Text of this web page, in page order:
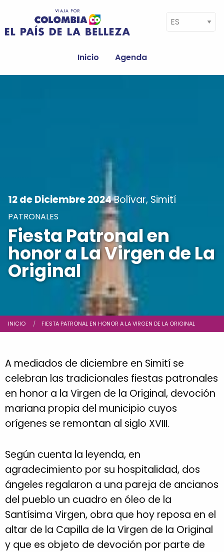
Inicio Agenda
Select your language
12 de Diciembre 2024Bolívar, Simití
PATRONALES
Fiesta Patronal en
honor a La Virgen de La
Original
Ruta de navegación
INICIO CURRENT:
FIESTA PATRONAL EN HONOR A LA VIRGEN DE LA ORIGINAL
A mediados de diciembre en Simití se
celebran las tradicionales fiestas patronales
en honor a la Virgen de la Original, devoción
mariana propia del municipio cuyos
orígenes se remontan al siglo XVIII.
Según cuenta la leyenda, en
agradecimiento por su hospitalidad, dos
ángeles regalaron a una pareja de ancianos
del pueblo un cuadro en óleo de la
Santísima Virgen, obra que hoy reposa en el
altar de la Capilla de la Virgen de la Original
y que es objeto de devoción por parte de